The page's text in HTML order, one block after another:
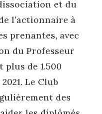
et du
l’actionnaire à
prenantes, avec
du Professeur
plus de 1.500
Le Club
des